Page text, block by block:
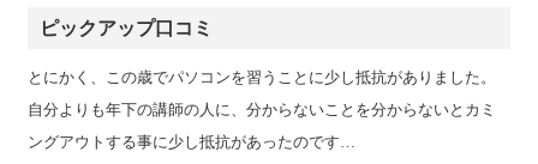
ピックアップ口コミ
とにかく、この歳でパソコンを習うことに少し抵抗がありました。
自分よりも年下の講師の人に、分からないことを分からないとカミ
ングアウトする事に少し抵抗があったのです…